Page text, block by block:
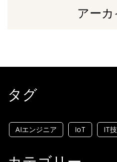
アー
タグ
AIエンジニア IoT IT